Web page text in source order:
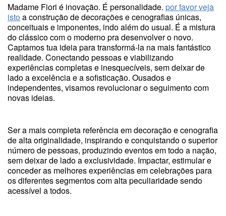
Madame Fiori é inovação. É personalidade. por favor veja
istoa construção de decorações e cenografias únicas,
conceituais e imponentes, indo além do usual. É a mistura
do clássico com o moderno pra desenvolver o novo.
Captamos tua ideia para transformá-la na mais fantástico
realidade. Conectando pessoas e viabilizando
experiências completas e inesquecíveis, sem deixar de
lado a excelência e a sofisticação. Ousados e
independentes, visamos revolucionar o seguimento com
novas ideias.
Ser a mais completa referência em decoração e cenografia
de alta originalidade, inspirando e conquistando o superior
número de pessoas, produzindo eventos em todo a nação,
sem deixar de lado a exclusividade. Impactar, estimular e
conceder as melhores experiências em celebrações para
os diferentes segmentos com alta peculiaridade sendo
acessível a todos.